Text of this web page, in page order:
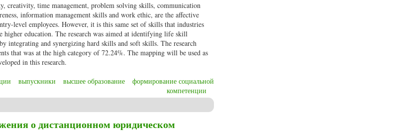
creativity, time management, problem solving skills, communication
information management skills and work ethic, are the affective
level employees. However, it is this same set of skills that industries
higher education. The research was aimed at identifying life skill
integrating and synergizing hard skills and soft skills. The research
that was at the high category of 72.24%. The mapping will be used as
in this research.
выпускники высшее образование
формирование социальной
компетенции
о дистанционном юридическом